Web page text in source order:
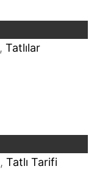
, Tatlılar
, Tatlı Tarifi